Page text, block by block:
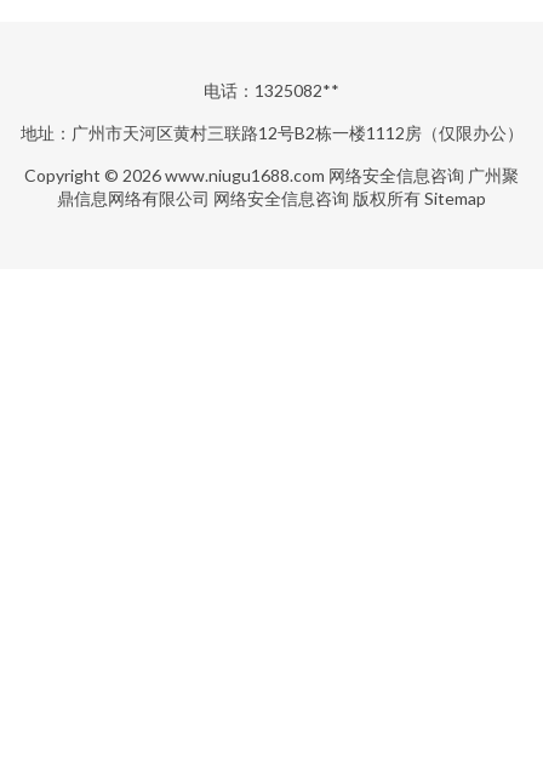
电话：1325082**
地址：广州市天河区黄村三联路12号B2栋一楼1112房（仅限办公）
Copyright © 2026www.niugu1688.com 网络安全信息咨询 广州聚
鼎信息网络有限公司 网络安全信息咨询 版权所有Sitemap